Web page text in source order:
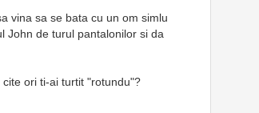
vina sa se bata cu un om simlu
John de turul pantalonilor si da
ori ti-ai turtit "rotundu"?